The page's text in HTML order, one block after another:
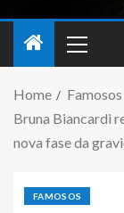
Home
Famosos
Bruna Biancardi
nova fase da
FAMOSOS